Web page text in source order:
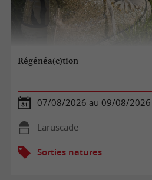
Régénéa(c)tion
07/08/2026 au 09/08/2026
Laruscade
Sorties natures